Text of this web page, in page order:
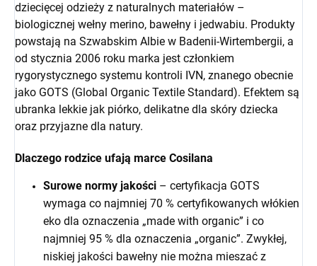
dziecięcej odzieży z naturalnych materiałów –
biologicznej wełny merino, bawełny i jedwabiu. Produkty
powstają na Szwabskim Albie w Badenii-Wirtembergii, a
od stycznia 2006 roku marka jest członkiem
rygorystycznego systemu kontroli IVN, znanego obecnie
jako GOTS (Global Organic Textile Standard). Efektem są
ubranka lekkie jak piórko, delikatne dla skóry dziecka
oraz przyjazne dla natury.
Dlaczego rodzice ufają marce Cosilana
Surowe normy jakości – certyfikacja GOTS
wymaga co najmniej 70 % certyfikowanych włókien
eko dla oznaczenia „made with organic” i co
najmniej 95 % dla oznaczenia „organic”. Zwykłej,
niskiej jakości bawełny nie można mieszać z